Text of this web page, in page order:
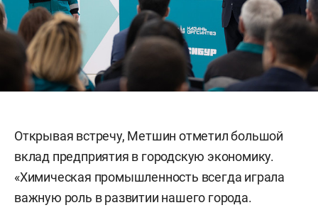
Открывая встречу, Метшин отметил большой
вклад предприятия в городскую экономику.
«Химическая промышленность всегда играла
важную роль в развитии нашего города.